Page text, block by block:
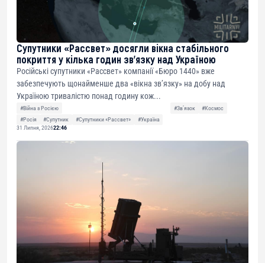
Супутники «Рассвет» досягли вікна стабільного
покриття у кілька годин зв’язку над Україною
Російські супутники «Рассвет» компанії «Бюро 1440» вже
забезпечують щонайменше два «вікна зв’язку» на добу над
Україною тривалістю понад годину кож...
#Війна з Росією #Звʼязок
#Космос
#Росія
#Супутник #Супутники «Рассвет»
#Україна
31 Липня, 202622:46